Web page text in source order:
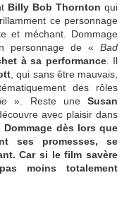
Billy Bob Thornton qui
ce personnage
et méchant. Dommage
personnage de « Bad
à sa performance. Il
, qui sans être mauvais,
des rôles
». Reste uneSusan
avec plaisir dans
Dommage dès lors que
ses promesses, se
Car si le film savère
moins totalement